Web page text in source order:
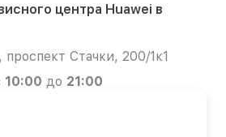
центра Huawei в
Стачки, 200/1к1
10:00 до 21:00